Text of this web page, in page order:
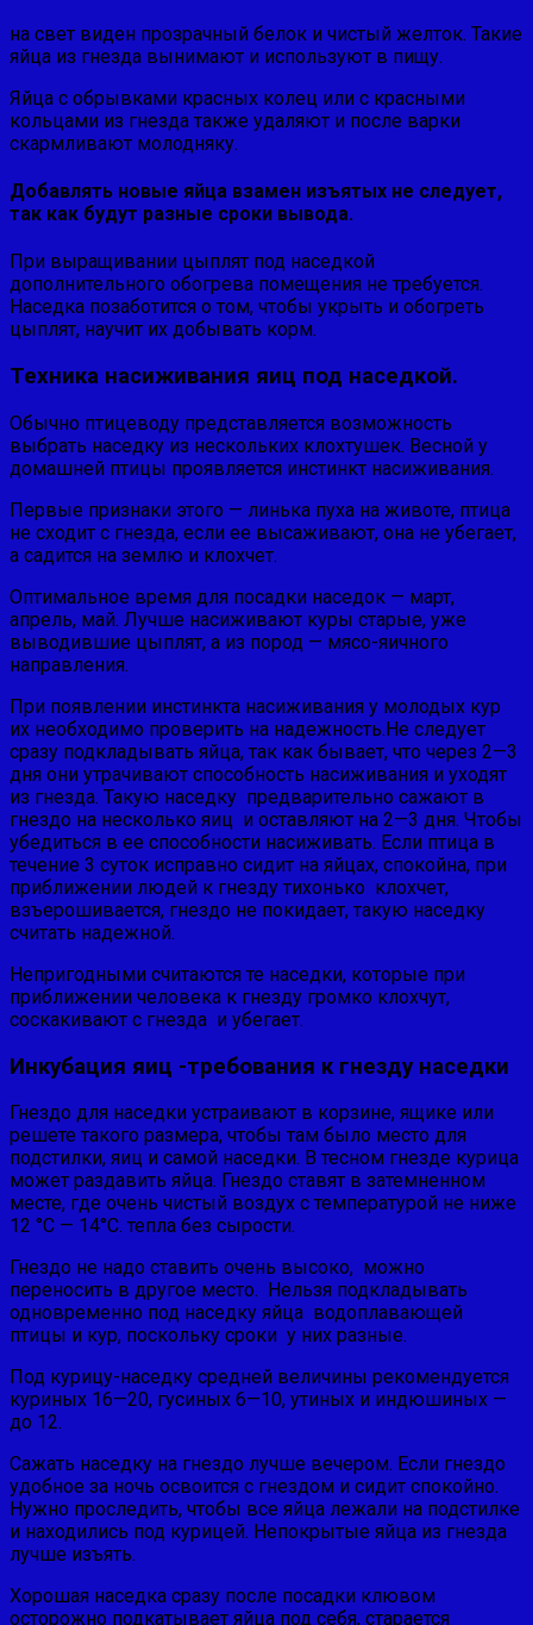
на свет виден прозрачный белок и чистый жел­ток. Такие
яйца из гнезда вынимают и используют в пищу.
Яйца с обрывками красных колец или с красными
кольца­ми из гнезда также удаляют и после вар­ки
скармливают молодняку.
Добавлять новые яйца взамен изъятых не следует,
так как будут разные сроки вывода.
При выращивании цыплят под насед­кой
дополнительного обогрева помещения не требуется.
Наседка позаботится о том, чтобы укрыть и обогреть
цыплят, научит их добывать корм.
Техника насиживания яиц под наседкой.
Обычно птицеводу представляется возможность
выбрать насед­ку из нескольких клохтушек. Весной у
домашней птицы прояв­ляется инстинкт насиживания.
Первые признаки этого — линь­ка пуха на животе, птица
не сходит с гнезда, если ее высажива­ют, она не убегает,
а садится на землю и клохчет.
Оптимальное время для посадки наседок — март,
апрель, май. Лучше насиживают куры старые, уже
выводившие цып­лят, а из пород — мясо-яичного
направления.
При появлении инстинкта насиживания у молодых кур
их необходимо проверить на надежность.Не следует
сразу подкладывать яйца, так как бывает, что через 2—3
дня они утрачивают способность насиживания и уходят
из гнезда. Такую наседку предварительно сажают в
гнездо на несколько яиц и оставляют на 2—3 дня. Чтобы
убедиться в ее способности насиживать. Если птица в
течение 3 суток исправно сидит на яйцах, спокойна, при
приближении людей к гнезду тихонько клохчет,
взъерошивается, гнездо не покидает, такую наседку
считать надежной.
Непригодными считаются те наседки, которые при
приближении человека к гнезду громко клохчут,
соскакивают с гнезда и убегает.
Инкубация яиц -требования к гнезду наседки
Гнездо для наседки устраивают в кор­зине, ящике или
решете такого размера, чтобы там было место для
подстилки, яиц и самой наседки. В тесном гнезде курица
может раздавить яйца. Гнездо ставят в затемненном
месте, где очень чистый воз­дух с температурой не ниже
12 °С — 14°С. тепла без сырости.
Гнездо не надо ставить очень высоко, можно
переносить в другое место. Нельзя подкладывать
одновременно под наседку яйца водоплавающей
птицы и кур, поскольку сроки у них разные.
Под курицу-наседку средней величины рекомендуется
куриных 16—20, гусиных 6—10, утиных и индюшиных —
до 12.
Сажать наседку на гнездо лучше вечером. Если гнездо
удобное за ночь освоится с гнездом и сидит спокойно.
Нужно проследить, чтобы все яйца лежали на подстилке
и находились под курицей. Непокрытые яйца из гнезда
лучше изъять.
Хорошая наседка сразу после посадки клювом
осторожно подкатывает яйца под себя, старается